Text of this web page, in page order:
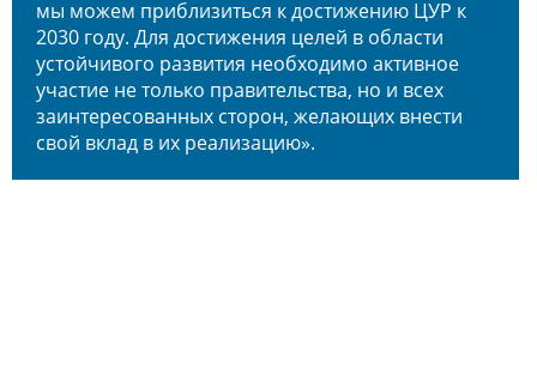
мы можем приблизиться к достижению ЦУР к
2030 году. Для достижения целей в области
устойчивого развития необходимо активное
участие не только правительства, но и всех
заинтересованных сторон, желающих внести
свой вклад в их реализацию».